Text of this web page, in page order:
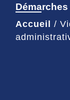
Accueil /